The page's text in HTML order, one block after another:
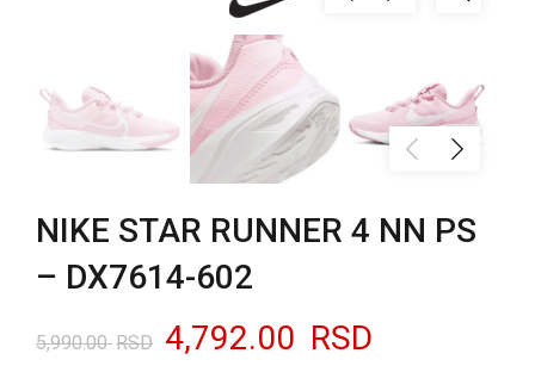
NIKE STAR RUNNER 4 NN PS
– DX7614-602
5,990.00RSD Originalna
4,792.00 RSD